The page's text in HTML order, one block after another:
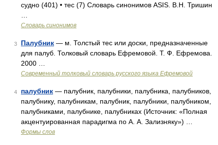
судно (401) • тес (7) Словарь синонимов ASIS. В.Н. Тришин
Словарь синонимов
3 Палубник — м. Толстый тес или доски, предназначенные
для палуб. Толковый словарь Ефремовой. Т. Ф. Ефремова.
2000 …
Современный толковый словарь русского языка Ефремовой
4 палубник — палубник, палубники, палубника, палубников,
палубнику, палубникам, палубник, палубники, палубником,
палубниками, палубнике, палубниках (Источник: «Полная
акцентуированная парадигма по А. А. Зализняку») …
Формы слов